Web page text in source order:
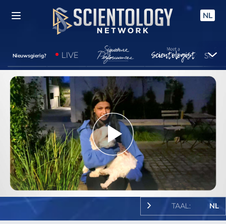
NL
Nieuwsgierig? LIVE
Play
Video
TAAL: NL